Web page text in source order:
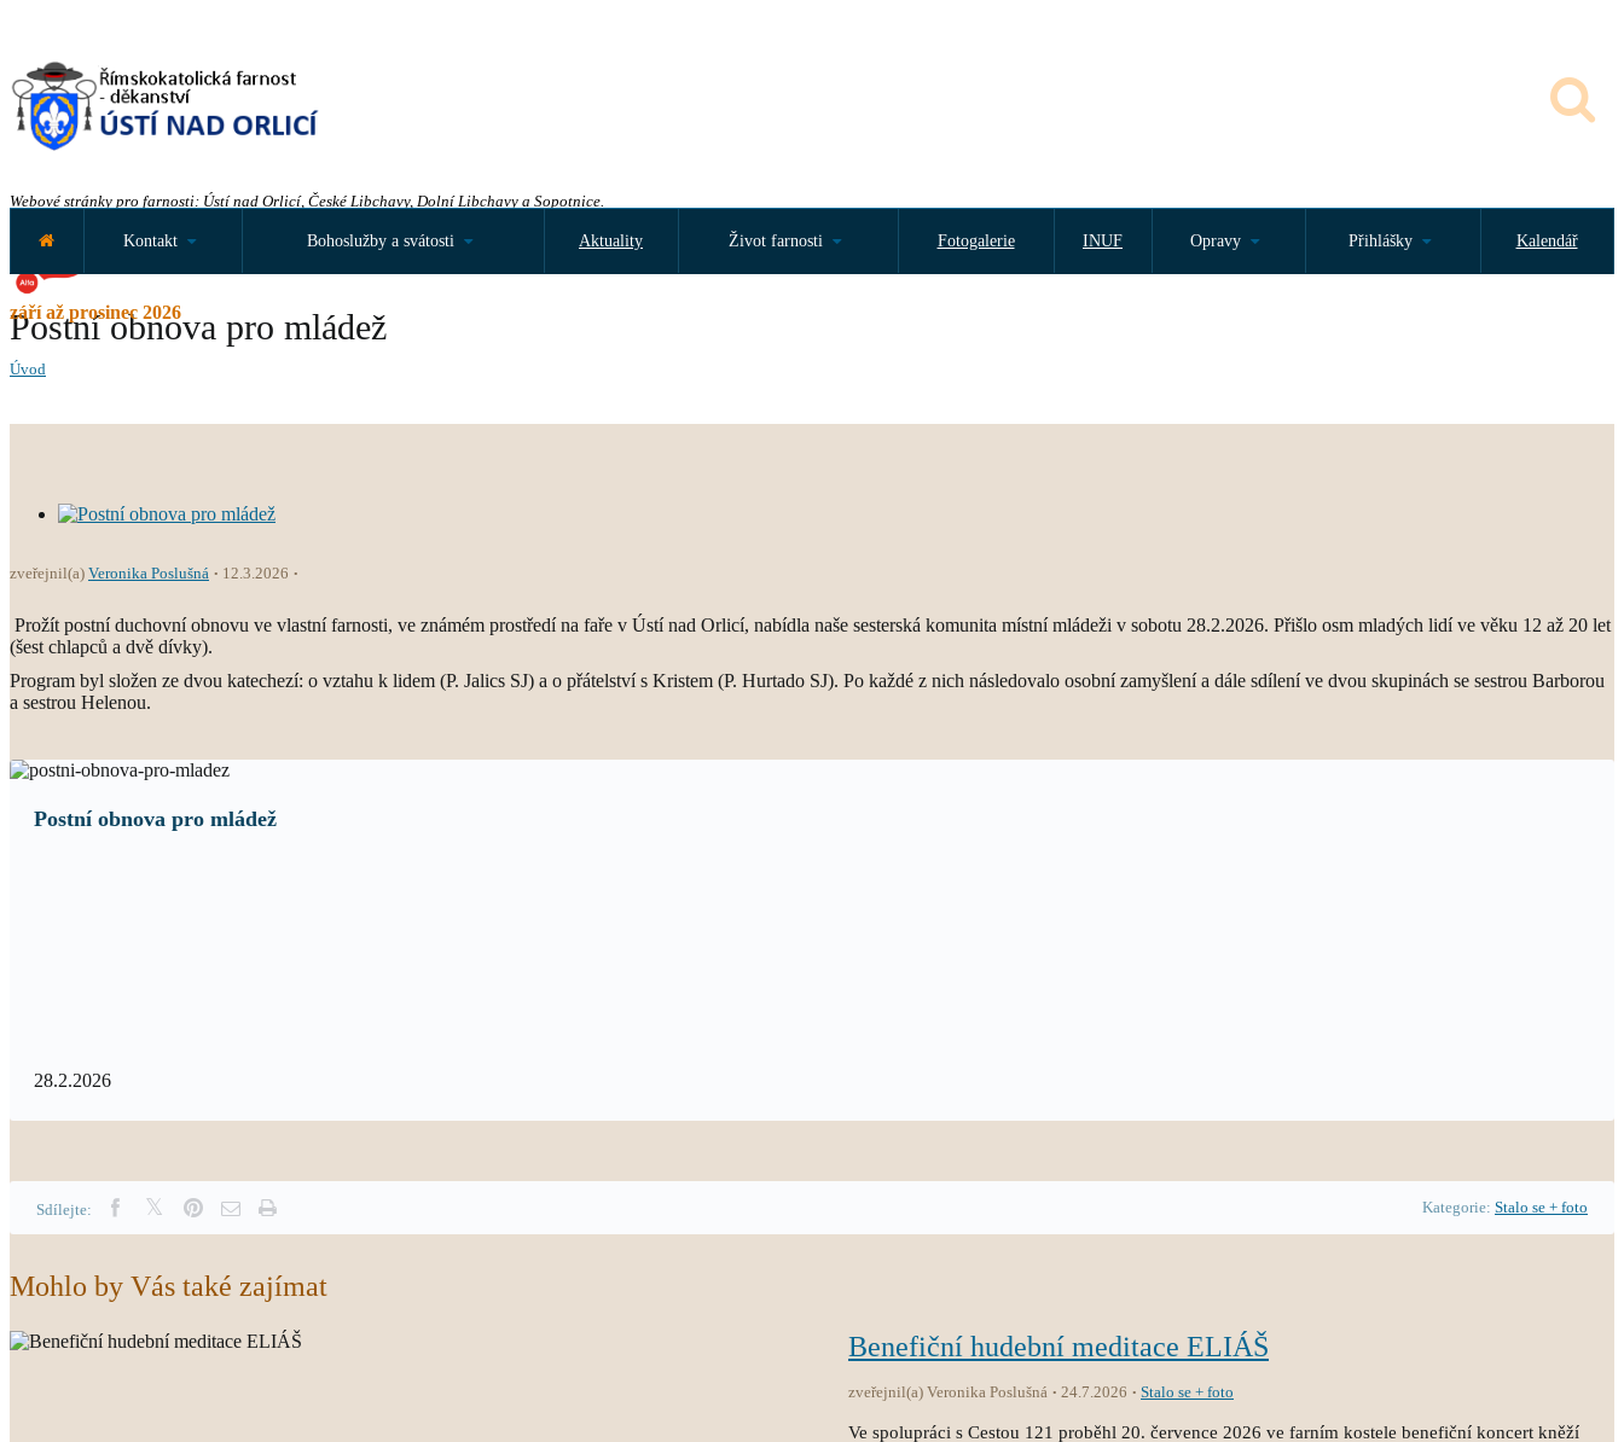
Webové stránky pro farnosti: Ústí nad Orlicí, České Libchavy, Dolní Libchavy a Sopotnice.
září až prosinec 2026
Kontakt Bohoslužby a svátosti Aktuality Život farnosti Fotogalerie INUF Opravy Přihlášky Kalendář
Postní obnova pro mládež
Úvod
zveřejnil(a) Veronika Poslušná 12.3.2026
Prožít postní duchovní obnovu ve vlastní farnosti, ve známém prostředí na faře v Ústí nad Orlicí, nabídla naše sesterská komunita místní mládeži v sobotu 28.2.2026. Přišlo osm mladých lidí ve věku 12 až 20 let
(šest chlapců a dvě dívky).
Program byl složen ze dvou katechezí: o vztahu k lidem (P. Jalics SJ) a o přátelství s Kristem (P. Hurtado SJ). Po každé z nich následovalo osobní zamyšlení a dále sdílení ve dvou skupinách se sestrou Barborou
a sestrou Helenou.
Postní obnova pro mládež
28.2.2026
Sdílejte: Kategorie: Stalo se + foto
Mohlo by Vás také zajímat
Benefiční hudební meditace ELIÁŠ
zveřejnil(a) Veronika Poslušná 24.7.2026 Stalo se + foto
Ve spolupráci s Cestou 121 proběhl 20. července 2026 ve farním kostele benefiční koncert kněží